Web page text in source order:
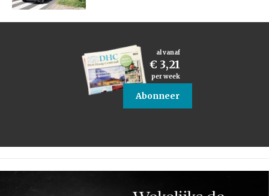
al vanaf
€ 3,21
per week
Abonneer